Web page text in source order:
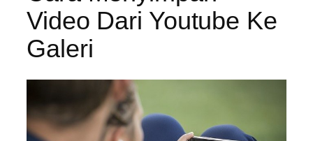
Video Dari Youtube Ke
Galeri